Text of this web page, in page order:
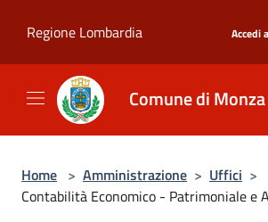
Regione Lombardia
Accedi
Comune di Monza
Home > Amministrazione > Uffici >
Contabilità Economico - Patrimoniale e